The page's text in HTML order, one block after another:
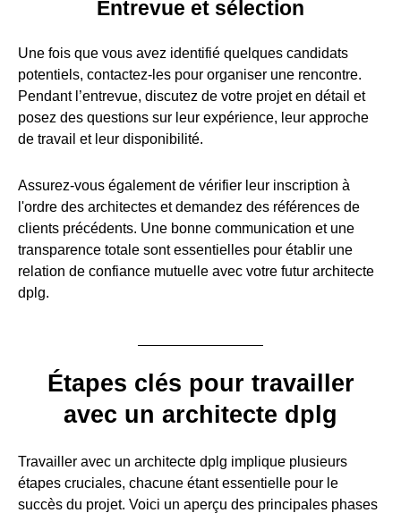
Entrevue et sélection
Une fois que vous avez identifié quelques candidats
potentiels, contactez-les pour organiser une rencontre.
Pendant l’entrevue, discutez de votre projet en détail et
posez des questions sur leur expérience, leur approche
de travail et leur disponibilité.
Assurez-vous également de vérifier leur inscription à
l'ordre des architectes et demandez des références de
clients précédents. Une bonne communication et une
transparence totale sont essentielles pour établir une
relation de confiance mutuelle avec votre futur architecte
dplg.
Étapes clés pour travailler
avec un architecte dplg
Travailler avec un architecte dplg implique plusieurs
étapes cruciales, chacune étant essentielle pour le
succès du projet. Voici un aperçu des principales phases